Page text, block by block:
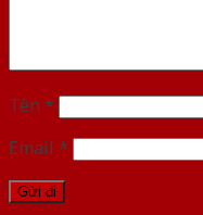
Tên *
Email *